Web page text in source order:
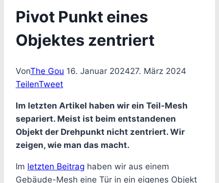
Pivot Punkt eines
Objektes zentriert
VonThe Gou 16. Januar 202427. März 2024
TeilenTweet
Im letzten Artikel haben wir ein Teil-Mesh
separiert. Meist ist beim entstandenen
Objekt der Drehpunkt nicht zentriert. Wir
zeigen, wie man das macht.
Im letzten Beitrag haben wir aus einem
Gebäude-Mesh eine Tür in ein eigenes Objekt